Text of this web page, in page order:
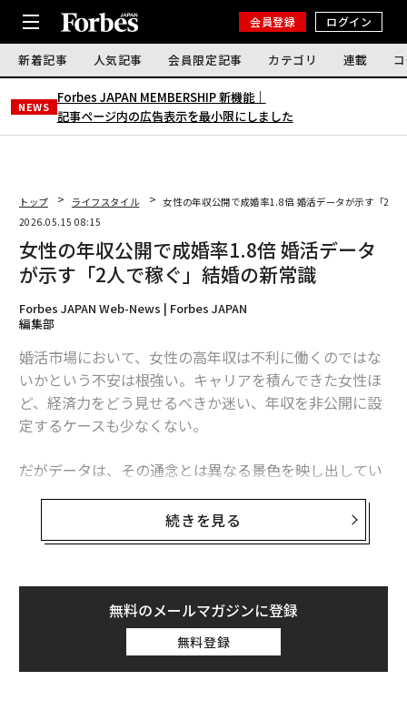
会員登録 ログイン
新着記事 人気記事 会員限定記事 カテゴリ 連載
NEWS
Forbes JAPAN MEMBERSHIP 新機能｜
記事ページ内の広告表示を最小限にしました
トップ ライフスタイル
女性の年収公開で成婚率1.8倍 婚活データが示す「2人
2026.05.15 08:15
女性の年収公開で成婚率1.8倍 婚活データ
が示す「2人で稼ぐ」結婚の新常識
Forbes JAPAN Web-News | Forbes JAPAN
編集部
婚活市場において、女性の高年収は不利に働くのではな
いかという不安は根強い。キャリアを積んできた女性ほ
ど、経済力をどう見せるべきか迷い、年収を非公開に設
定するケースも少なくない。
だがデータは、その通念とは異なる景色を映し出してい
00人の活動データを分析した調査が、その実態を浮かび
上がらせている。
高年収女性の成婚率は下がらない
女性の年収帯別に成婚率を見ると、300万円以下で34.
9%、300〜500万円で41.2%、500万円以上でも37.7%
続きを見る
無料のメールマガジンに登録
無料登録